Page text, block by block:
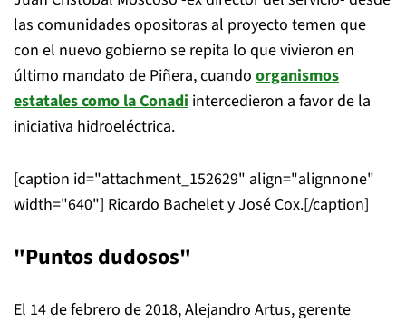
las comunidades opositoras al proyecto temen que
con el nuevo gobierno se repita lo que vivieron en
último mandato de Piñera, cuando organismos
estatales como la Conadi intercedieron a favor de la
iniciativa hidroeléctrica.
[caption id="attachment_152629" align="alignnone"
width="640"] Ricardo Bachelet y José Cox.[/caption]
"Puntos dudosos"
El 14 de febrero de 2018, Alejandro Artus, gerente